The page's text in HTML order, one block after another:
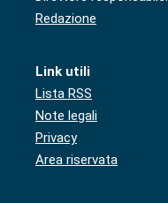
Redazione
Link utili
Lista RSS
Note legali
Privacy
Area riservata